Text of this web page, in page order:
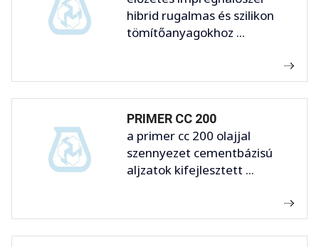
hibrid rugalmas és szilikon
tömítőanyagokhoz ...
PRIMER CC 200
a primer cc 200 olajjal
szennyezet cementbázisú
aljzatok kifejlesztett ...